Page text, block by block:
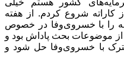
کشور هستم خیلی
کاراته شروع کردم. از هفته
را با خسروی‌وفا در خصوص
از موضوعات بحث پاداش بود و
با خسروی‌وفا حل شود و